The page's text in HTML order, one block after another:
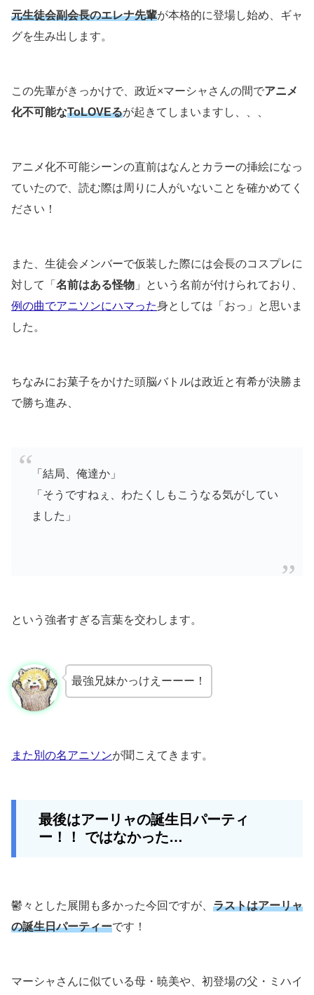
元生徒会副会長のエレナ先輩が本格的に登場し始め、ギャ
グを生み出します。
この先輩がきっかけで、政近×マーシャさんの間でアニメ
化不可能なToLOVEるが起きてしまいますし、、、
アニメ化不可能シーンの直前はなんとカラーの挿絵になっ
ていたので、読む際は周りに人がいないことを確かめてく
ださい！
また、生徒会メンバーで仮装した際には会長のコスプレに
対して「 名前はある怪物 」という名前が付けられており、
例の曲でアニソンにハマった身としては「おっ」と思いま
した。
ちなみにお菓子をかけた頭脳バトルは政近と有希が決勝ま
で勝ち進み、
「結局、俺達か」
「そうですねぇ、わたくしもこうなる気がしてい
ました」
という強者すぎる言葉を交わします。
最強兄妹かっけえーーー！
また別の名アニソンが聞こえてきます。
最後はアーリャの誕生日パーティ
ー！！ ではなかった…
鬱々とした展開も多かった今回ですが、 ラストはアーリャ
の誕生日パーティーです！
マーシャさんに似ている母・暁美や、初登場の父・ミハイ